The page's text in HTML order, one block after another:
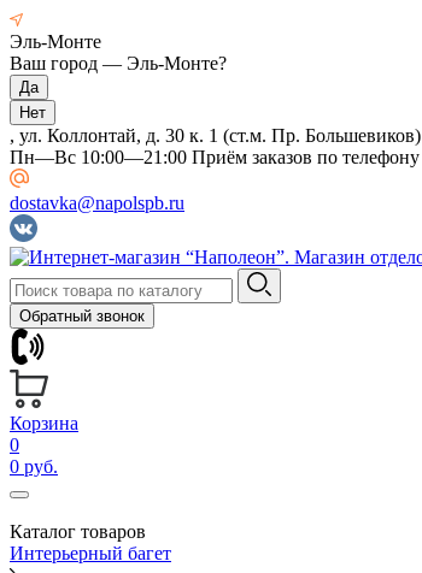
Эль-Монте
Ваш город — Эль-Монте?
, ул. Коллонтай, д. 30 к. 1 (ст.м. Пр. Большевиков)
Пн—Вс 10:00—21:00 Приём заказов по телефону
dostavka@napolspb.ru
Обратный звонок
Корзина
0
0 руб.
Каталог товаров
Интерьерный багет